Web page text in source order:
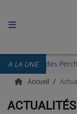
A LA UNE
Les Guinguettes
RADIO
ECOUTER
Accueil
ACTUALITÉS